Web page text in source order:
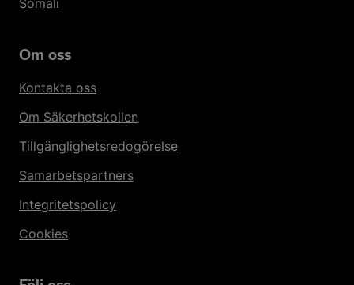
Somali
Om oss
Kontakta oss
Om Säkerhetskollen
Tillgänglighetsredogörelse
Samarbetspartners
Integritetspolicy
Cookies